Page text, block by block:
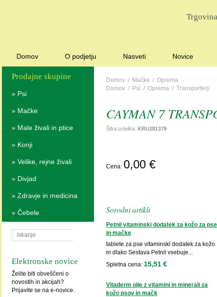
Domov O podjetju Nasveti Novice
Prodajne skupine
» Psi
» Mačke
» Male živali in ptice
» Konji
» Velike, rejne živali
» Divjad
» Zdravje in medicina
» Čebele
Elektronske novice
Želite biti obveščeni o
novostih in akcijah?
Prijavite se na e-novice.
Domov / Mačke / Oprema
Domov / Psi / Oprema / Transporterji
CAYMAN 7
Šifra izdelka: KRU281379
Cena: 0,00 €
Sorodni artikli
Petnil vitaminski dodatek za kožo za pse
in mačke
tablete za pse vitaminski dodatek za kožo
in dlako Sestava Petnil vsebuje...
Spletna cena: 15,51 €
Vitaderm olje z vitamini in minerali za
kožo psov in mačk